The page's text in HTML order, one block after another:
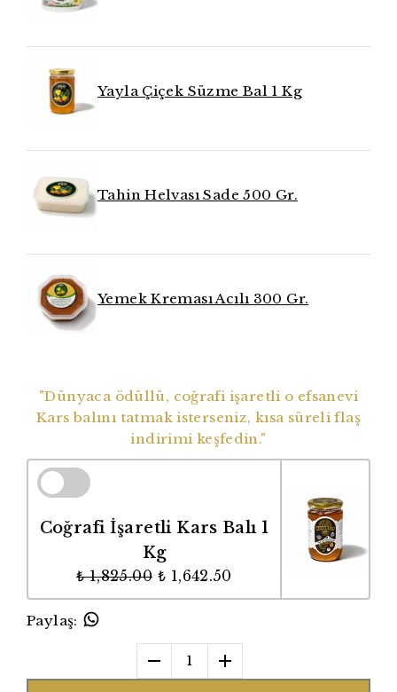
Yayla Çiçek Süzme Bal 1 Kg
Tahin Helvası Sade 500 Gr.
Yemek Kreması Acılı 300 Gr.
"Dünyaca ödüllü, coğrafi işaretli o efsanevi
Kars balını tatmak isterseniz, kısa süreli flaş
indirimi keşfedin."
Coğrafi İşaretli Kars Balı 1
Kg
₺ 1,825.00 ₺ 1,642.50
Paylaş:
1